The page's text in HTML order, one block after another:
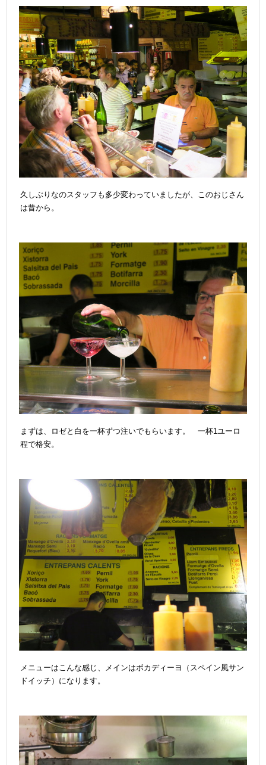
久しぶりなのスタッフも多少変わっていましたが、このおじさん
は昔から。
まずは、ロゼと白を一杯ずつ注いでもらいます。 一杯1ユーロ
程で格安。
メニューはこんな感じ、メインはボカディーヨ（スペイン風サン
ドイッチ）になります。